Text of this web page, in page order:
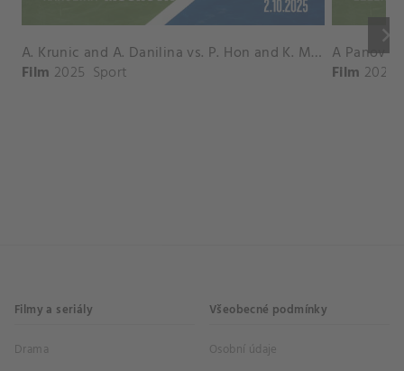
keyboard_arrow_right
A. Krunic and A. Danilina vs. P. Hon and K. Muchova Match Highlights - BEIJING_Capital Group Diamond ( October 02, 2025)
Film 2025 Sport Film 2026
Filmy a seriály
Drama
Všeobecné podmínky
Osobní údaje